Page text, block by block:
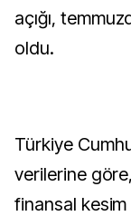
açığı,
oldu.
Türkiye
verilerine
finansal kesim